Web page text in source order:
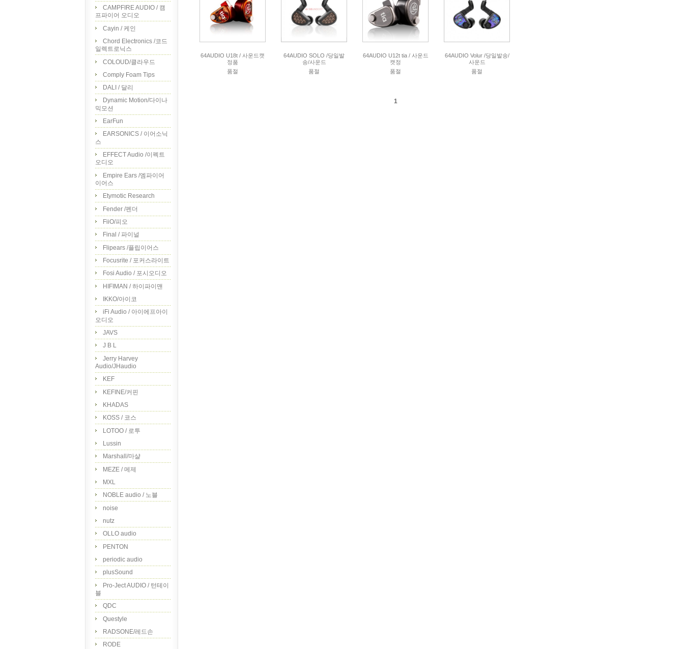
CAMPFIRE AUDIO / 캠
프파이어 오디오
Cayin / 케인
Chord Electronics /코드
일렉트로닉스
COLOUD/클라우드
Comply Foam Tips
DALI / 달리
Dynamic Motion/다이나
믹모션
EarFun
EARSONICS / 이어소닉
스
EFFECT Audio /이펙트
오디오
Empire Ears /엠파이어
이어스
Etymotic Research
Fender /펜더
FiiO/피오
Final / 파이널
Flipears /플립이어스
Focusrite / 포커스라이트
Fosi Audio / 포시오디오
HIFIMAN / 하이파이맨
IKKO/아이코
iFi Audio / 아이에프아이
오디오
JAVS
J B L
Jerry Harvey
Audio/JHaudio
KEF
KEFINE/커핀
KHADAS
KOSS / 코스
LOTOO / 로투
Lussin
Marshall/마샬
MEZE / 메제
MXL
NOBLE audio / 노블
noise
nutz
OLLO audio
PENTON
periodic audio
plusSound
Pro-Ject AUDIO / 턴테이
블
QDC
Questyle
RADSONE/레드손
RODE
64AUDIO U18t / 사운드캣
정품
품절
64AUDIO SOLO /당일발
송/사운드
품절
64AUDIO U12t tia / 사운드
캣정
품절
64AUDIO Volur /당일발송/
사운드
품절
1